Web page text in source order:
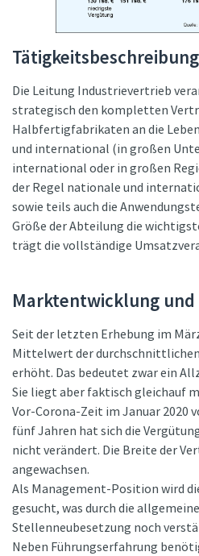
Die Leitung Industrievertrieb
strategisch den kompletten
Halbfertigfabrikaten an die
und international (in großen
international oder in großen
der Regel nationale und
sowie teils auch die
Größe der Abteilung die
trägt die vollständige
Marktentwicklung und
Seit der letzten Erhebung im
Mittelwert der durchschnittlichen
erhöht. Das bedeutet zwar ein
Sie liegt aber faktisch gleichauf
Vor-Corona-Zeit im Januar 2020
fünf Jahren hat sich die
nicht verändert. Die Breite der
angewachsen.
Als Management-Position wird
gesucht, was durch die
Stellenneubesetzung noch
Neben Führungserfahrung